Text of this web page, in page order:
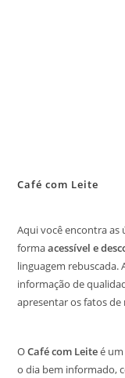
Café com Leite
Aqui você encontra as
formaacessível e
linguagem rebuscada.
informação de
apresentar os fatos
OCafé com Leiteé
o dia bem informado,